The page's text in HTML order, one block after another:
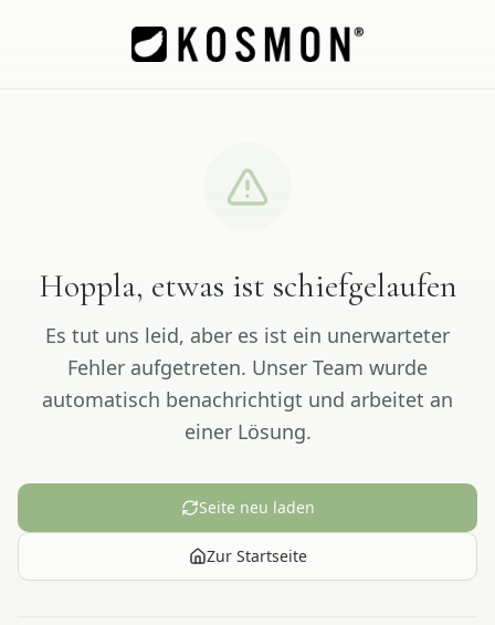
Hoppla, etwas ist schiefgelaufen
Es tut uns leid, aber es ist ein unerwarteter
Fehler aufgetreten. Unser Team wurde
automatisch benachrichtigt und arbeitet an
einer Lösung.
Seite neu laden
Zur Startseite